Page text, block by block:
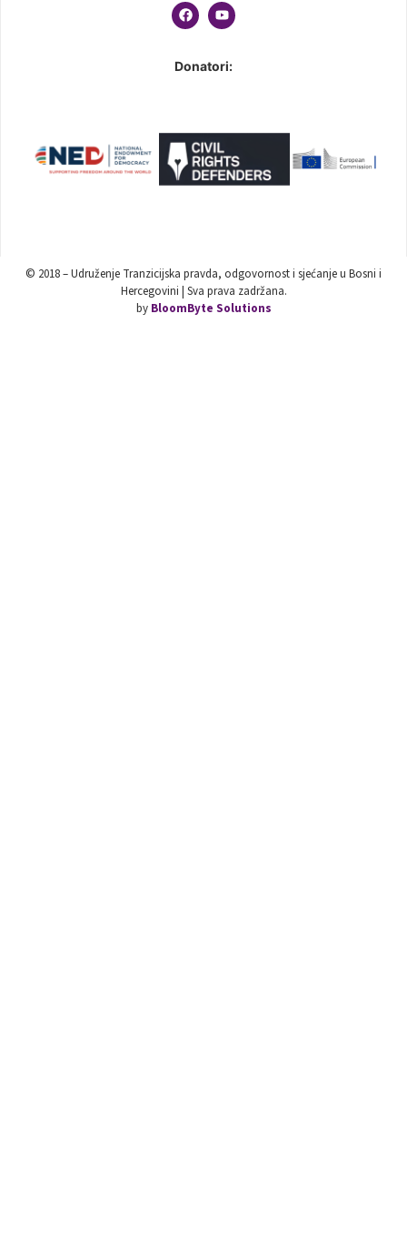
Donatori:
© 2018 – Udruženje Tranzicijska pravda, odgovornost i sjećanje u Bosni i
Hercegovini | Sva prava zadržana.
by BloomByte Solutions